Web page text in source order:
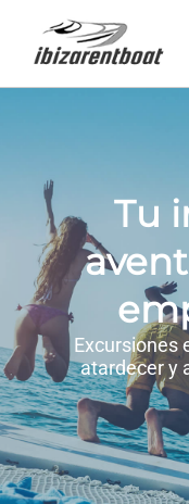
Tu
Excursiones
atardecer y